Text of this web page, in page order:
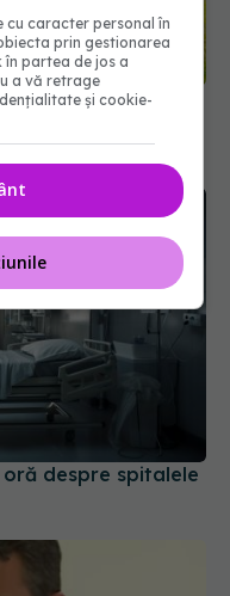
de încadrare
despre spitalele
caracter personal în
prin gestionarea
în partea de jos a
a vă retrage
și cookie-